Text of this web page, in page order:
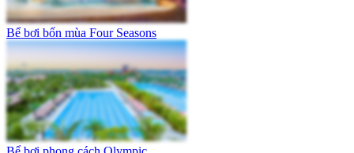
Bể bơi bốn mùa Four Seasons